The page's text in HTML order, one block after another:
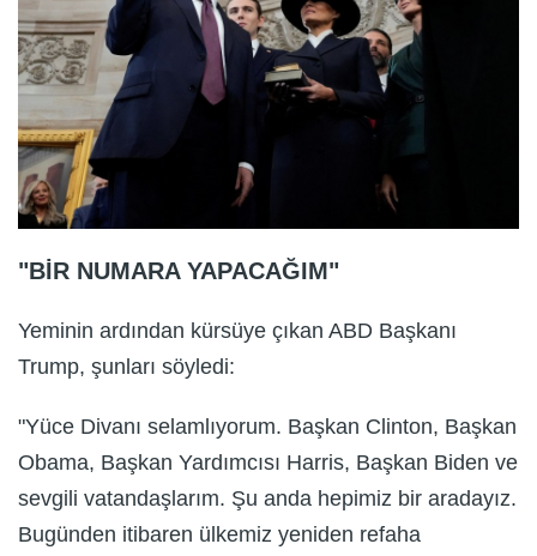
"BİR NUMARA YAPACAĞIM"
Yeminin ardından kürsüye çıkan ABD Başkanı
Trump, şunları söyledi:
"Yüce Divanı selamlıyorum. Başkan Clinton, Başkan
Obama, Başkan Yardımcısı Harris, Başkan Biden ve
sevgili vatandaşlarım. Şu anda hepimiz bir aradayız.
Bugünden itibaren ülkemiz yeniden refaha